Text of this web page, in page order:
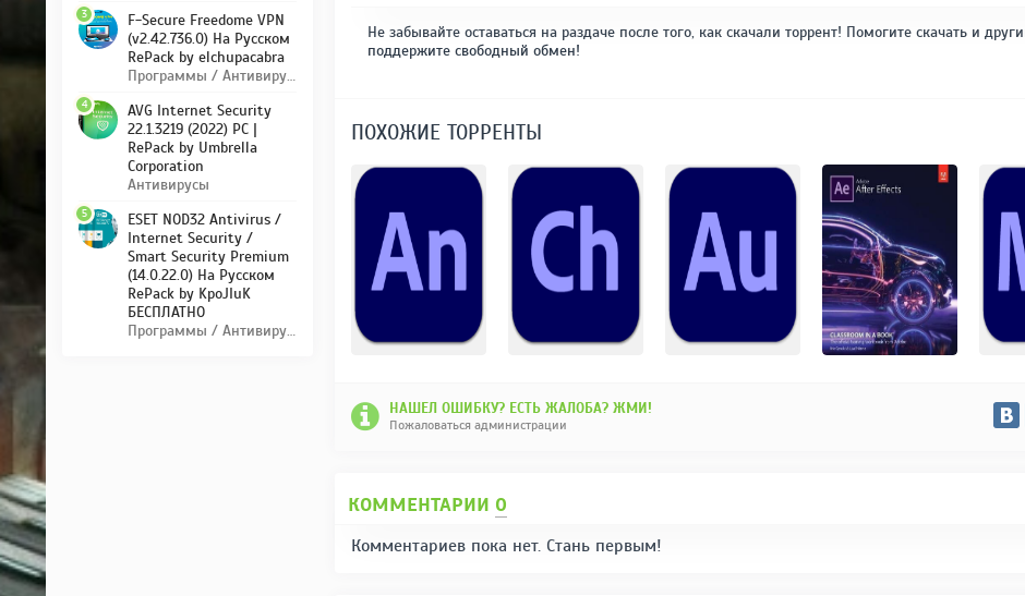
Не забывайте оставаться на раздаче после того, как скачали торрент! Помогите скачать и
поддержите свободный обмен!
ПОХОЖИЕ ТОРРЕНТЫ
НАШЕЛ ОШИБКУ? ЕСТЬ ЖАЛОБА? ЖМИ!
Пожаловаться администрации
КОММЕНТАРИИ 0
Комментариев пока нет. Стань первым!
F-Secure Freedome VPN
(v2.42.736.0) На Русском
RePack by elchupacabra
Программы / Антивирусы
3
AVG Internet Security
22.1.3219 (2022) PC |
RePack by Umbrella
Corporation
Антивирусы
4
ESET NOD32 Antivirus /
Internet Security /
Smart Security Premium
(14.0.22.0) На Русском
RePack by KpoJIuK
БЕСПЛАТНО
Программы / Антивирусы
5